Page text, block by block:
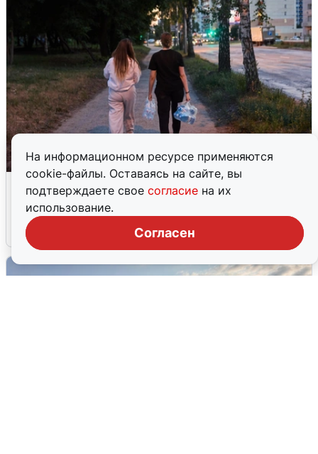
На информационном ресурсе применяются
cookie-файлы. Оставаясь на сайте, вы
подтверждаете свое согласие на их
использование.
Согласен
Опубликована карта отключений
воды в Воронеже
6 августа